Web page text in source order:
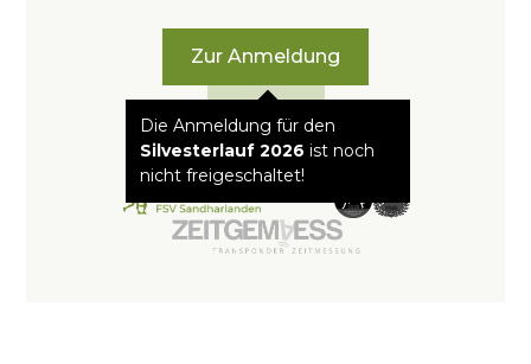
Die Anmeldung für den
Silvesterlauf 2026 ist noch
nicht freigeschaltet!
Zur Anmeldung